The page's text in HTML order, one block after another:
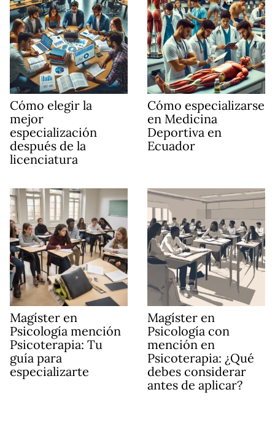
Cómo elegir la
mejor
especialización
después de la
licenciatura
Cómo especializarse
en Medicina
Deportiva en
Ecuador
Magíster en
Psicología mención
Psicoterapia: Tu
guía para
especializarte
Magíster en
Psicología con
mención en
Psicoterapia: ¿Qué
debes considerar
antes de aplicar?